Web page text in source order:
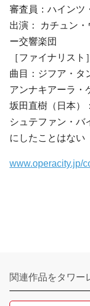
審査員：ハインツ
出演： カチュン
ー交響楽団
［ファイナリスト
曲目：ジフア・タ
アンナキアーラ・
坂田直樹（日本）
シュテファン・バ
にしたことはない
www.operacity.jp/
関連作品をタワー